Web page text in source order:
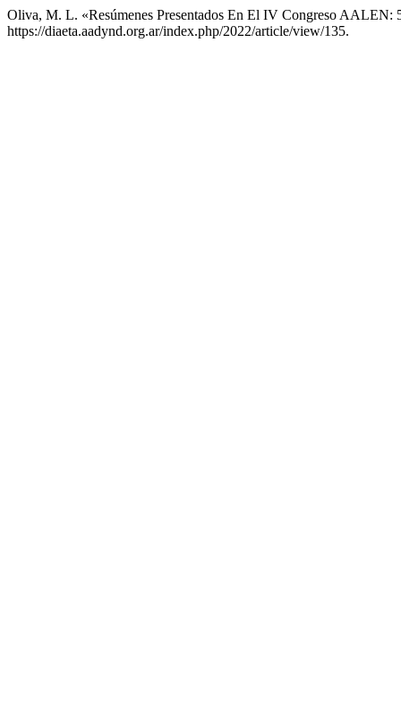
Oliva, M. L. «Resúmenes Presentados En El IV Congreso
https://diaeta.aadynd.org.ar/index.php/2022/article/view/135.